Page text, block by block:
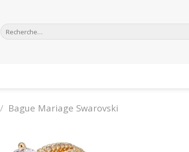
Recherche
pour :
/ Bague Mariage Swarovski